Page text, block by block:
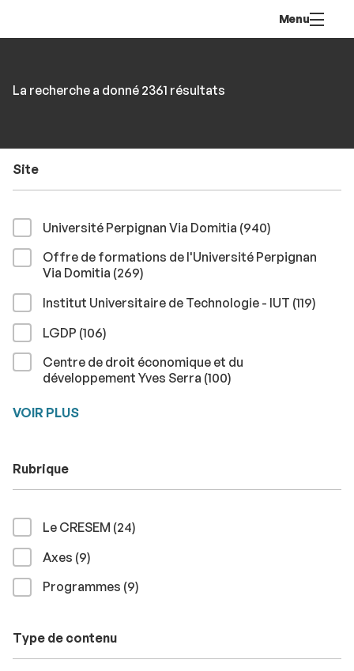
contenu
Menu
par
La recherche a donné 2361 résultats
Site
Université Perpignan Via Domitia (940résultats
)
Offre de formations de l'Université Perpignan
Via Domitia (269résultats
)
Institut Universitaire de Technologie - IUT (119)
LGDP (106résultats
)
Centre de droit économique et du
développement Yves Serra (100résultats
)
VOIR PLUS
Rubrique
Le CRESEM (24résultats
)
Axes (9résultats
)
Programmes (9résultats
)
Type de contenu